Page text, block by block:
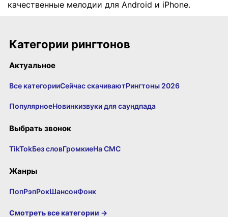
качественные мелодии для Android и iPhone.
Категории рингтонов
Актуальное
Все категорииСейчас скачиваютРингтоны 2026
ПопулярноеНовинкизвуки для саундпада
Выбрать звонок
TikTokБез словГромкиеНа СМС
Жанры
ПопРэпРокШансонФонк
Смотреть все категории →